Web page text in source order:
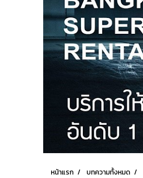
หน้าแรก บทความทั้งหมด